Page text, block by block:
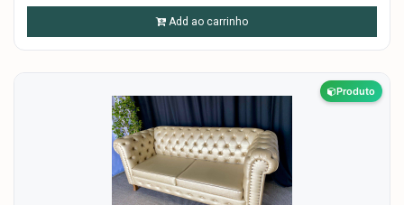
Add ao carrinho
Produto